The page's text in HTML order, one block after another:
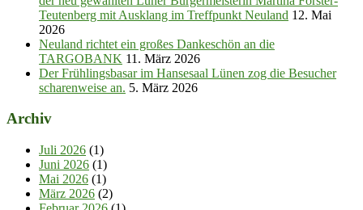
Teutenberg mit Ausklang im Treffpunkt Neuland 12. Mai
2026
Neuland richtet ein großes Dankeschön an die
TARGOBANK 11. März 2026
Der Frühlingsbasar im Hansesaal Lünen zog die Besucher
scharenweise an. 5. März 2026
Archiv
Juli 2026 (1)
Juni 2026 (1)
Mai 2026 (1)
März 2026 (2)